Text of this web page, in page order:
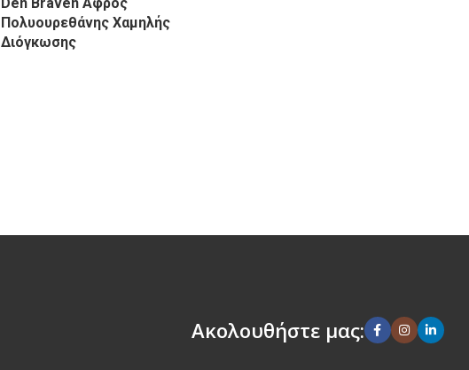
Πολυουρεθάνης Χαμηλής
Διόγκωσης
Ακολουθήστε μας: